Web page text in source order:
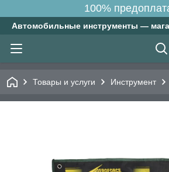
100%
Автомобильные инструменты —
Товары и услуги Инструмент